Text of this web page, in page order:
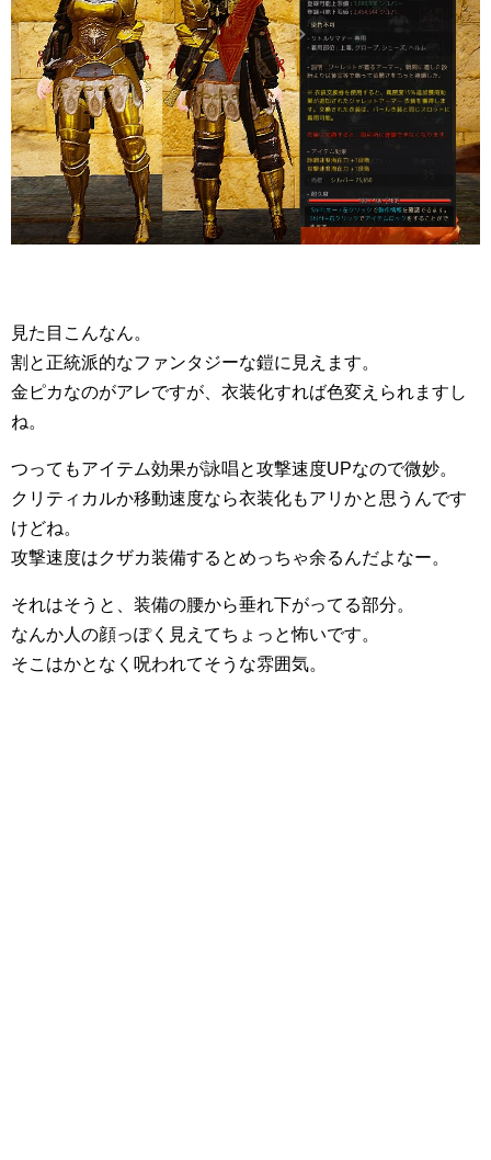
見た目こんなん。
割と正統派的なファンタジーな鎧に見えます。
金ピカなのがアレですが、衣装化すれば色変えられますし
ね。
つってもアイテム効果が詠唱と攻撃速度UPなので微妙。
クリティカルか移動速度なら衣装化もアリかと思うんです
けどね。
攻撃速度はクザカ装備するとめっちゃ余るんだよなー。
それはそうと、装備の腰から垂れ下がってる部分。
なんか人の顔っぽく見えてちょっと怖いです。
そこはかとなく呪われてそうな雰囲気。